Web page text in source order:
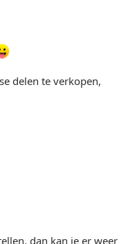
delen te verkopen,
dan kan ie er weer